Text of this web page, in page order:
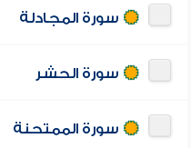
سورة المجادلة
سورة الحشر
سورة الممتحنة